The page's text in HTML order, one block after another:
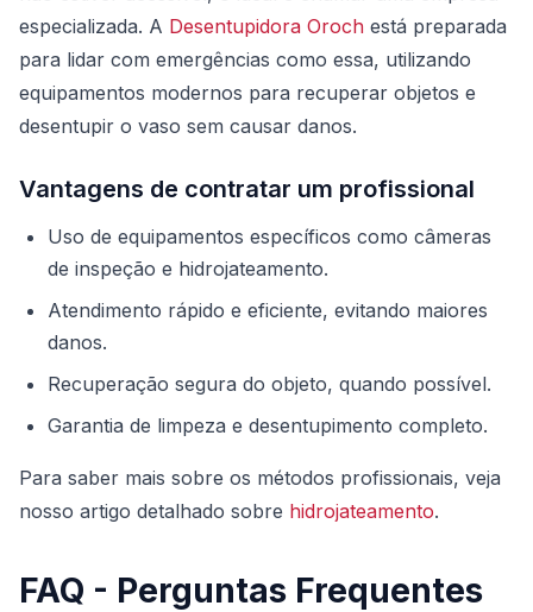
especializada. A Desentupidora Oroch está preparada
para lidar com emergências como essa, utilizando
equipamentos modernos para recuperar objetos e
desentupir o vaso sem causar danos.
Vantagens de contratar um profissional
Uso de equipamentos específicos como câmeras
de inspeção e hidrojateamento.
Atendimento rápido e eficiente, evitando maiores
danos.
Recuperação segura do objeto, quando possível.
Garantia de limpeza e desentupimento completo.
Para saber mais sobre os métodos profissionais, veja
nosso artigo detalhado sobre hidrojateamento.
FAQ - Perguntas Frequentes